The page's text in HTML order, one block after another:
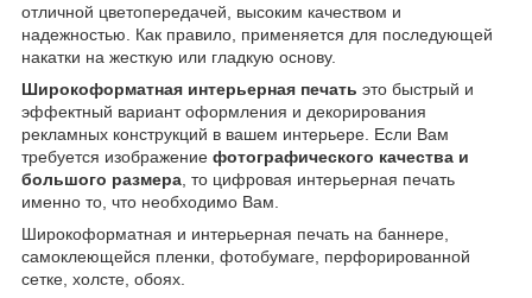
отличной цветопередачей, высоким качеством и
надежностью. Как правило, применяется для последующей
накатки на жесткую или гладкую основу.
Широкоформатная интерьерная печать это быстрый и
эффектный вариант оформления и декорирования
рекламных конструкций в вашем интерьере. Если Вам
требуется изображение фотографического качества и
большого размера , то цифровая интерьерная печать
именно то, что необходимо Вам.
Широкоформатная и интерьерная печать на баннере,
самоклеющейся пленки, фотобумаге, перфорированной
сетке, холсте, обоях.